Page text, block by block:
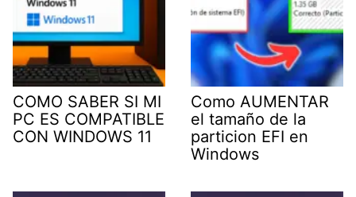
COMO SABER SI MI
PC ES COMPATIBLE
CON WINDOWS 11
Como AUMENTAR
el tamaño de la
particion EFI en
Windows